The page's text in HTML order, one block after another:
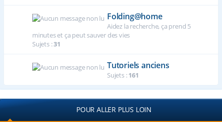
Folding@home
Aidez la recherche, ça prend 5
minutes et ça peut sauver des vies
Sujets :31
Tutoriels anciens
Sujets :161
POUR ALLER PLUS LOIN